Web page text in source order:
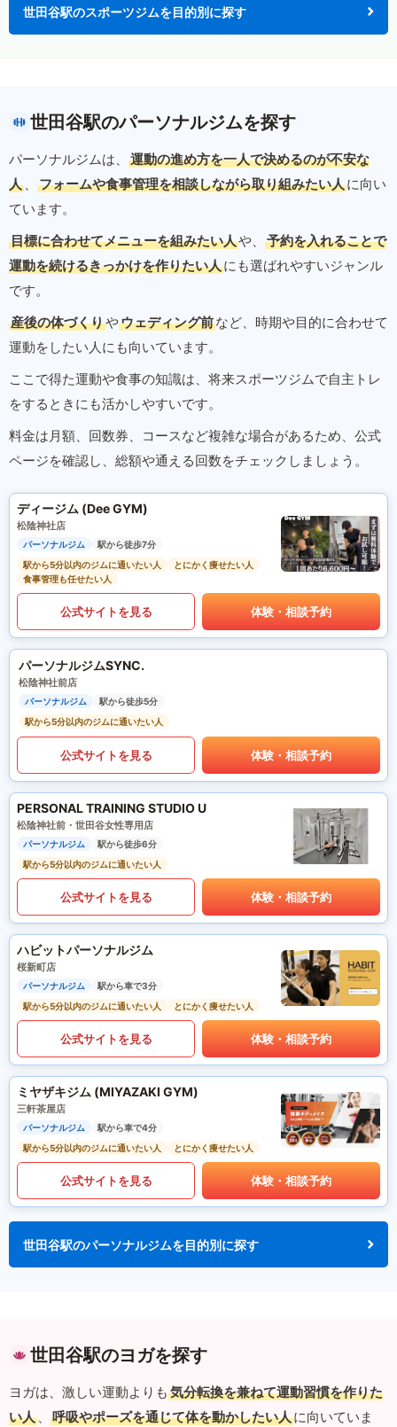
世田谷駅のスポーツジムを目的別に探す
世田谷駅のパーソナルジムを探す
パーソナルジムは、
運動の進め方を一人で決めるのが不安な
人 、 フォームや食事管理を相談しながら取り組みたい人に向い
ています。
目標に合わせてメニューを組みたい人や、
予約を入れることで
運動を続けるきっかけを作りたい人にも選ばれやすいジャンル
です。
産後の体づくりやウェディング前など、時期や目的に合わせて
運動をしたい人にも向いています。
ここで得た運動や食事の知識は、将来スポーツジムで自主トレ
をするときにも活かしやすいです。
料金は月額、回数券、コースなど複雑な場合があるため、公式
ページを確認し、総額や通える回数をチェックしましょう。
ディージム (Dee GYM)
松陰神社店
パーソナルジム
駅から徒歩7分
駅から5分以内のジムに通いたい人
とにかく痩せたい人
食事管理も任せたい人
公式サイトを見る 体験・相談予約
パーソナルジムSYNC.
松陰神社前店
パーソナルジム
駅から徒歩5分
駅から5分以内のジムに通いたい人
公式サイトを見る 体験・相談予約
PERSONAL TRAINING STUDIO U
松陰神社前・世田谷女性専用店
パーソナルジム
駅から徒歩6分
駅から5分以内のジムに通いたい人
公式サイトを見る 体験・相談予約
ハビットパーソナルジム
桜新町店
パーソナルジム
駅から車で3分
駅から5分以内のジムに通いたい人
とにかく痩せたい人
公式サイトを見る 体験・相談予約
ミヤザキジム (MIYAZAKI GYM)
三軒茶屋店
パーソナルジム
駅から車で4分
駅から5分以内のジムに通いたい人
とにかく痩せたい人
公式サイトを見る 体験・相談予約
世田谷駅のパーソナルジムを目的別に探す
世田谷駅のヨガを探す
ヨガは、激しい運動よりも 気分転換を兼ねて運動習慣を作りた
い人 、 呼吸やポーズを通じて体を動かしたい人に向いていま